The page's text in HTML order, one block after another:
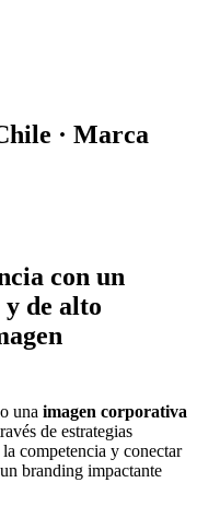
· Marca
con un
de alto
una imagen corporativa
de estrategias
competencia y conectar
branding impactante